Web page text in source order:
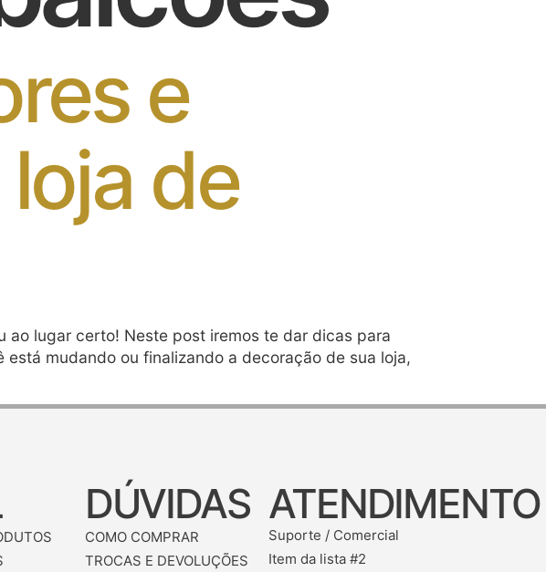
e
de
ao lugar certo! Neste post iremos te dar dicas para
mudando ou finalizando a decoração de sua loja,
DÚVIDAS
COMO COMPRAR
TROCAS E DEVOLUÇÕES
ATENDIMENTO
Suporte / Comercial
Item da lista #2